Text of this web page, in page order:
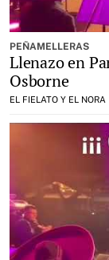
PEÑAMELLERAS
Llenazo en
Osborne
EL FIELATO Y EL NORA